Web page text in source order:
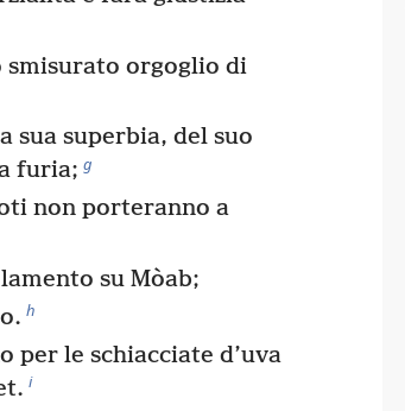
orgoglio di
sua superbia, del suo
furia; g
non porteranno a
su Mòab;
h
per le schiacciate d’uva
i